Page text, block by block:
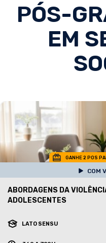
PÓS-
EM
GANHE 2 POS
COM
ABORDAGENS DA
ADOLESCENTES
LATO SENSU